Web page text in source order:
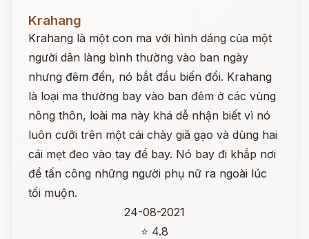
Krahang
Krahang là một con ma với hình dáng của một
người dân làng bình thường vào ban ngày
nhưng đêm đến, nó bắt đầu biến đổi. Krahang
là loại ma thường bay vào ban đêm ở các vùng
nông thôn, loài ma này khá dễ nhận biết vì nó
luôn cưỡi trên một cái chày giã gạo và dùng hai
cái mẹt đeo vào tay để bay. Nó bay đi khắp nơi
để tấn công những người phụ nữ ra ngoài lúc
tối muộn.
24-08-2021
⭐ 4.8